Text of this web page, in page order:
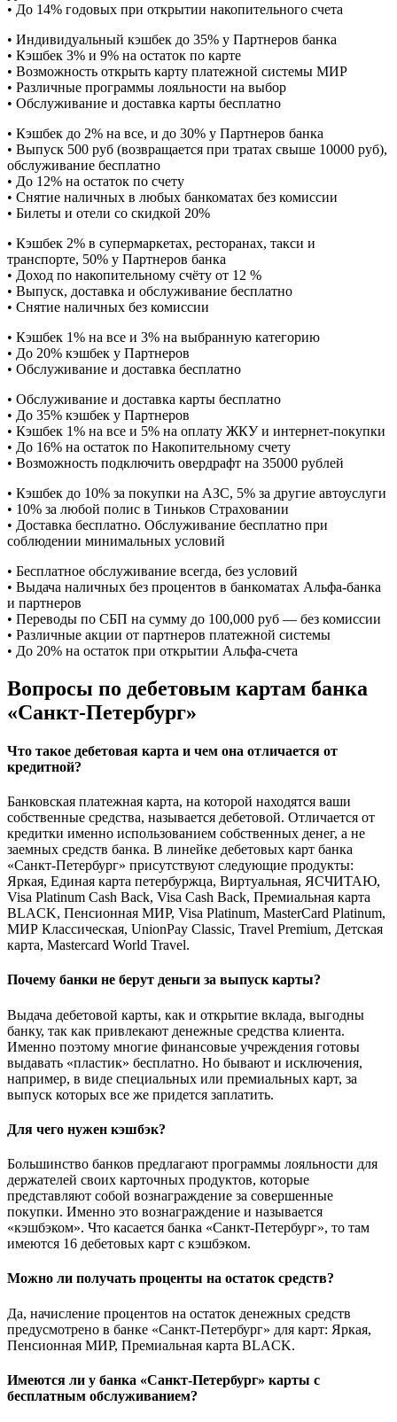
• До 14% годовых при открытии накопительного счета
• Индивидуальный кэшбек до 35% у Партнеров банка
• Кэшбек 3% и 9% на остаток по карте
• Возможность открыть карту платежной системы МИР
• Различные программы лояльности на выбор
• Обслуживание и доставка карты бесплатно
• Кэшбек до 2% на все, и до 30% у Партнеров банка
• Выпуск 500 руб (возвращается при тратах свыше 10000 руб),
обслуживание бесплатно
• До 12% на остаток по счету
• Снятие наличных в любых банкоматах без комиссии
• Билеты и отели со скидкой 20%
• Кэшбек 2% в супермаркетах, ресторанах, такси и
транспорте, 50% у Партнеров банка
• Доход по накопительному счёту от 12 %
• Выпуск, доставка и обслуживание бесплатно
• Снятие наличных без комиссии
• Кэшбек 1% на все и 3% на выбранную категорию
• До 20% кэшбек у Партнеров
• Обслуживание и доставка бесплатно
• Обслуживание и доставка карты бесплатно
• До 35% кэшбек у Партнеров
• Кэшбек 1% на все и 5% на оплату ЖКУ и интернет-покупки
• До 16% на остаток по Накопительному счету
• Возможность подключить овердрафт на 35000 рублей
• Кэшбек до 10% за покупки на АЗС, 5% за другие автоуслуги
• 10% за любой полис в Тиньков Страховании
• Доставка бесплатно. Обслуживание бесплатно при
соблюдении минимальных условий
• Бесплатное обслуживание всегда, без условий
• Выдача наличных без процентов в банкоматах Альфа-банка
и партнеров
• Переводы по СБП на сумму до 100,000 руб — без комиссии
• Различные акции от партнеров платежной системы
• До 20% на остаток при открытии Альфа-счета
Вопросы по дебетовым картам банка
«Санкт-Петербург»
Что такое дебетовая карта и чем она отличается от
кредитной?
Банковская платежная карта, на которой находятся ваши
собственные средства, называется дебетовой. Отличается от
кредитки именно использованием собственных денег, а не
заемных средств банка. В линейке дебетовых карт банка
«Санкт-Петербург» присутствуют следующие продукты:
Яркая, Единая карта петербуржца, Виртуальная, ЯСЧИТАЮ,
Visa Platinum Cash Back, Visa Cash Back, Премиальная карта
BLACK, Пенсионная МИР, Visa Platinum, MasterCard Platinum,
МИР Классическая, UnionPay Classic, Travel Premium, Детская
карта, Mastercard World Travel.
Почему банки не берут деньги за выпуск карты?
Выдача дебетовой карты, как и открытие вклада, выгодны
банку, так как привлекают денежные средства клиента.
Именно поэтому многие финансовые учреждения готовы
выдавать «пластик» бесплатно. Но бывают и исключения,
например, в виде специальных или премиальных карт, за
выпуск которых все же придется заплатить.
Для чего нужен кэшбэк?
Большинство банков предлагают программы лояльности для
держателей своих карточных продуктов, которые
представляют собой вознаграждение за совершенные
покупки. Именно это вознаграждение и называется
«кэшбэком». Что касается банка «Санкт-Петербург», то там
имеются 16 дебетовых карт с кэшбэком.
Можно ли получать проценты на остаток средств?
Да, начисление процентов на остаток денежных средств
предусмотрено в банке «Санкт-Петербург» для карт: Яркая,
Пенсионная МИР, Премиальная карта BLACK.
Имеются ли у банка «Санкт-Петербург» карты с
бесплатным обслуживанием?